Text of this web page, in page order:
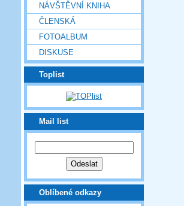
NÁVŠTĚVNÍ KNIHA
ČLENSKÁ
FOTOALBUM
DISKUSE
Toplist
Mail list
Oblíbené odkazy